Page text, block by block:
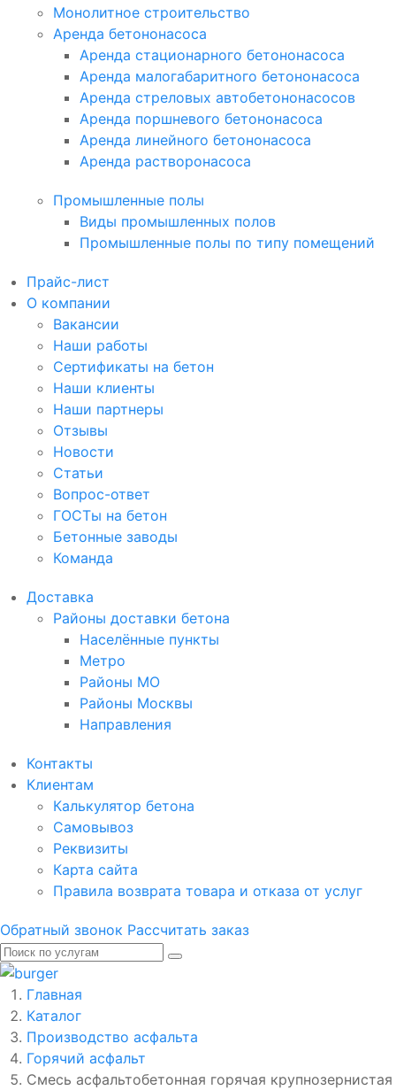
Монолитное строительство
Аренда бетононасоса
Аренда стационарного бетононасоса
Аренда малогабаритного бетононасоса
Аренда стреловых автобетононасосов
Аренда поршневого бетононасоса
Аренда линейного бетононасоса
Аренда растворонасоса
Промышленные полы
Виды промышленных полов
Промышленные полы по типу помещений
Прайс-лист
О компании
Вакансии
Наши работы
Сертификаты на бетон
Наши клиенты
Наши партнеры
Отзывы
Новости
Статьи
Вопрос-ответ
ГОСТы на бетон
Бетонные заводы
Команда
Доставка
Районы доставки бетона
Населённые пункты
Метро
Районы МО
Районы Москвы
Направления
Контакты
Клиентам
Калькулятор бетона
Самовывоз
Реквизиты
Карта сайта
Правила возврата товара и отказа от услуг
Обратный звонок Рассчитать заказ
Главная
Каталог
Производство асфальта
Горячий асфальт
Смесь асфальтобетонная горячая крупнозернистая